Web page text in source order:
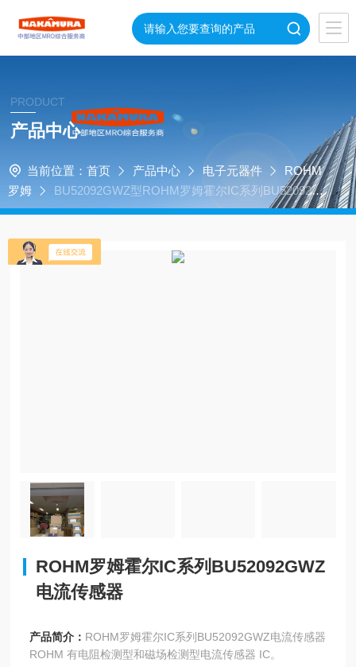
PRODUCT
产品中心
当前位置： 首页 产品中心 电子元器件
ROHM
罗姆
BU52092GWZ型ROHM罗姆霍尔IC系列BU52092G
WZ电流传感器
ROHM罗姆霍尔IC系列BU52092GWZ
电流传感器
产品简介： ROHM罗姆霍尔IC系列BU52092GWZ电流传感器
ROHM 有电阻检测型和磁场检测型电流传感器 IC。